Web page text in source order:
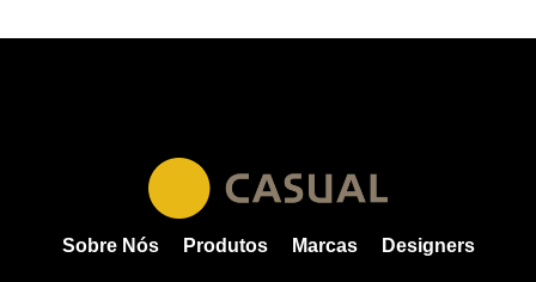
Sobre Nós Produtos Marcas Designers